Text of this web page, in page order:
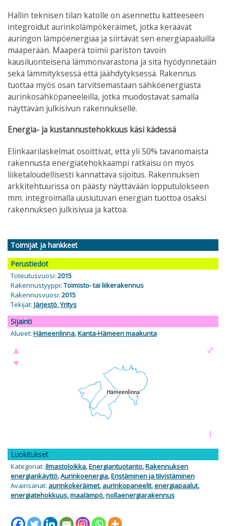
Hallin teknisen tilan katolle on asennettu katteeseen
integroidut aurinkolämpökeräimet, jotka keräävät
auringon lämpöenergiaa ja siirtävät sen energiapaaluilla
maaperään. Maaperä toimii pariston tavoin
kausiluonteisena lämmönvarastona ja sitä hyödynnetään
sekä lämmityksessä että jäähdytyksessä. Rakennus
tuottaa myös osan tarvitsemastaan sähköenergiasta
aurinkosähköpaneeleilla, jotka muodostavat samalla
näyttävän julkisivun rakennukselle.
Energia- ja kustannustehokkuus käsi kädessä
Elinkaarilaskelmat osoittivat, että yli 50% tavanomaista
rakennusta energiatehokkaampi ratkaisu on myös
liiketaloudellisesti kannattava sijoitus. Rakennuksen
arkkitehtuurissa on päästy näyttävään lopputulokseen
mm. integroimalla uusiutuvan energian tuottoa osaksi
rakennuksen julkisivua ja kattoa.
Toimijat ja hankkeet
Perustiedot
Toteutusvuosi: 2015
Rakennustyyppi: Toimisto- tai liikerakennus
Rakennusvuosi: 2015
Tekijät: Järjestö,Yritys
Sijainti
Alueet: Hämeenlinna,Kanta-Hämeen maakunta
▲
▼
i
⤢
Luokitukset
Kategoriat: Ilmastoloikka,Energiantuotanto,Rakennuksen
energiankäyttö,Aurinkoenergia,Eristäminen ja tiivistäminen
Avainsanat: aurinkokeräimet, aurinkopaneelit,energiapaalut,
energiatehokkuus,maalämpö,nollaenergiarakennus